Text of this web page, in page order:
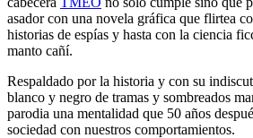
asador con una novela gráfica que flirtea
historias de espías y hasta con la ciencia
manto cañí.
Respaldado por la historia y con su
blanco y negro de tramas y sombreados
parodia una mentalidad que 50 años
sociedad con nuestros comportamientos.